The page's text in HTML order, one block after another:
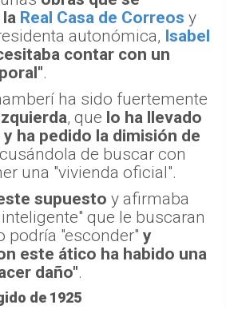
Real Casa de Correos y
autonómica, Isabel
contar con un
.
ha sido fuertemente
, que lo ha llevado
ha pedido la dimisión de
de buscar con
una "vivienda oficial".
supuesto y afirmaba
que le buscaran
podría "esconder" y
este ático ha habido una
daño".
de 1925